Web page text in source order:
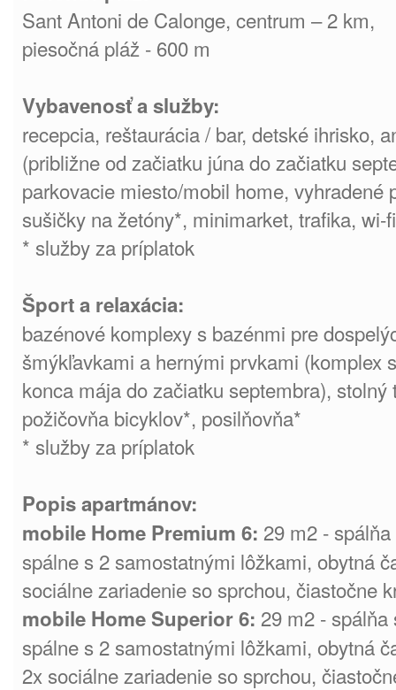
Sant Antoni de Calonge, centrum – 2 km,
piesočná pláž - 600 m
Vybavenosť a služby:
recepcia, reštaurácia / bar, detské ihrisko,
(približne od začiatku júna do začiatku
parkovacie miesto/mobil home, vyhradené
sušičky na žetóny*, minimarket, trafika, wi-
* služby za príplatok
Šport a relaxácia:
bazénové komplexy s bazénmi pre
šmýkľavkami a hernými prvkami (komplex
konca mája do začiatku septembra),
požičovňa bicyklov*, posilňovňa*
* služby za príplatok
Popis apartmánov:
mobile Home Premium 6: 29 m2 -
spálne s 2 samostatnými lôžkami, obytná
sociálne zariadenie so sprchou, čiastočne
mobile Home Superior 6: 29 m2 -
spálne s 2 samostatnými lôžkami, obytná
2x sociálne zariadenie so sprchou,